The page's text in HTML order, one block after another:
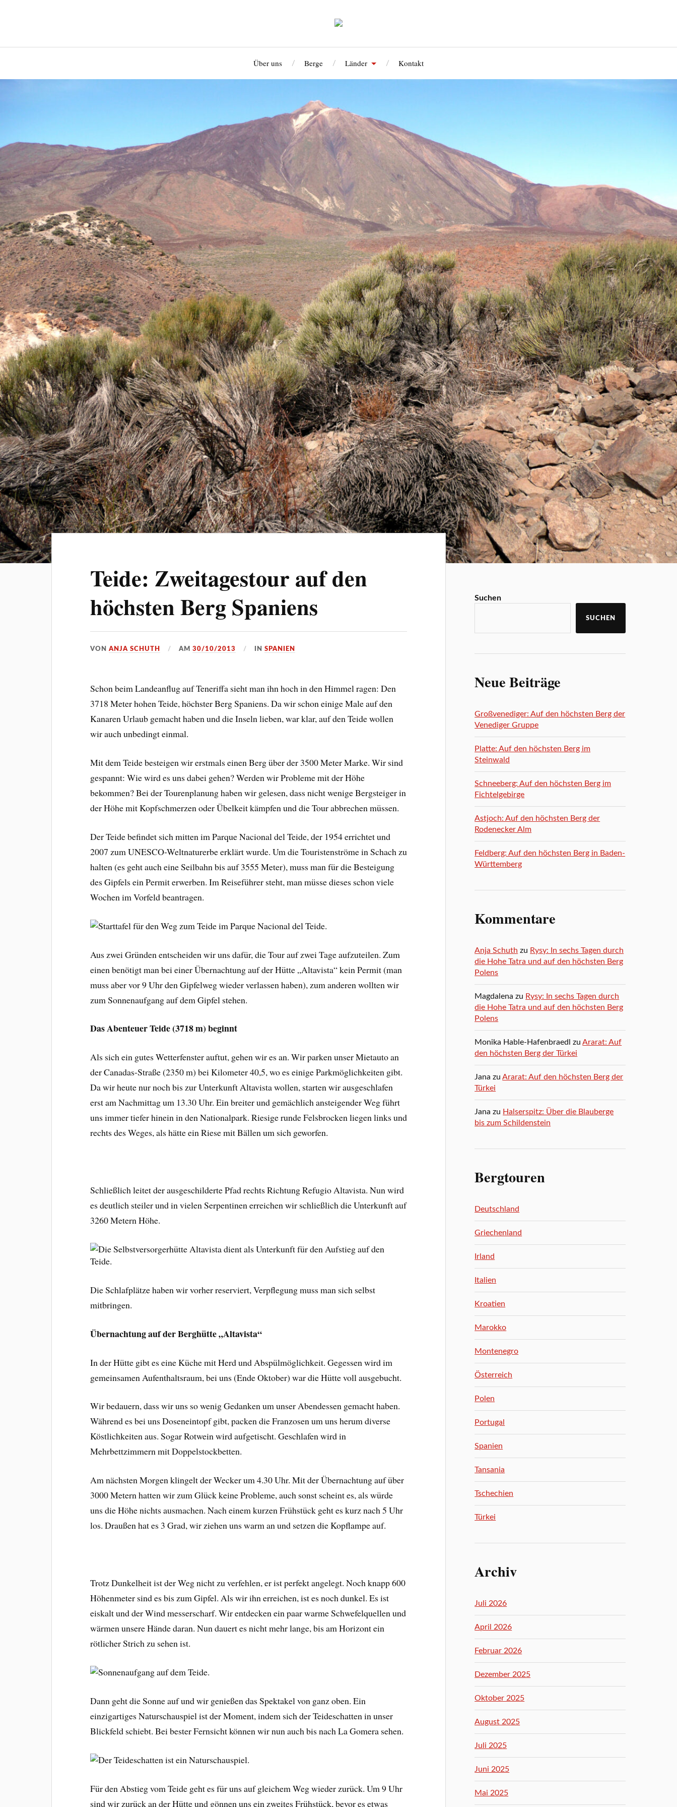
Über uns Berge Länder Kontakt
Teide: Zweitagestour auf den
höchsten Berg Spaniens
VONANJA SCHUTH AM30/10/2013 INSPANIEN
Schon beim Landeanflug auf Teneriffa sieht man ihn hoch in den Himmel ragen: Den
3718 Meter hohen Teide, höchster Berg Spaniens. Da wir schon einige Male auf den
Kanaren Urlaub gemacht haben und die Inseln lieben, war klar, auf den Teide wollen
wir auch unbedingt einmal.
Mit dem Teide besteigen wir erstmals einen Berg über der 3500 Meter Marke. Wir sind
gespannt: Wie wird es uns dabei gehen? Werden wir Probleme mit der Höhe
bekommen? Bei der Tourenplanung haben wir gelesen, dass nicht wenige Bergsteiger in
der Höhe mit Kopfschmerzen oder Übelkeit kämpfen und die Tour abbrechen müssen.
Der Teide befindet sich mitten im Parque Nacional del Teide, der 1954 errichtet und
2007 zum UNESCO-Weltnaturerbe erklärt wurde. Um die Touristenströme in Schach zu
halten (es geht auch eine Seilbahn bis auf 3555 Meter), muss man für die Besteigung
des Gipfels ein Permit erwerben. Im Reiseführer steht, man müsse dieses schon viele
Wochen im Vorfeld beantragen.
Aus zwei Gründen entscheiden wir uns dafür, die Tour auf zwei Tage aufzuteilen. Zum
einen benötigt man bei einer Übernachtung auf der Hütte „Altavista“ kein Permit (man
muss aber vor 9 Uhr den Gipfelweg wieder verlassen haben), zum anderen wollten wir
zum Sonnenaufgang auf dem Gipfel stehen.
Das Abenteuer Teide (3718 m) beginnt
Als sich ein gutes Wetterfenster auftut, gehen wir es an. Wir parken unser Mietauto an
der Canadas-Straße (2350 m) bei Kilometer 40,5, wo es einige Parkmöglichkeiten gibt.
Da wir heute nur noch bis zur Unterkunft Altavista wollen, starten wir ausgeschlafen
erst am Nachmittag um 13.30 Uhr. Ein breiter und gemächlich ansteigender Weg führt
uns immer tiefer hinein in den Nationalpark. Riesige runde Felsbrocken liegen links und
rechts des Weges, als hätte ein Riese mit Bällen um sich geworfen.
Schließlich leitet der ausgeschilderte Pfad rechts Richtung Refugio Altavista. Nun wird
es deutlich steiler und in vielen Serpentinen erreichen wir schließlich die Unterkunft auf
3260 Metern Höhe.
Die Schlafplätze haben wir vorher reserviert, Verpflegung muss man sich selbst
mitbringen.
Übernachtung auf der Berghütte „Altavista“
In der Hütte gibt es eine Küche mit Herd und Abspülmöglichkeit. Gegessen wird im
gemeinsamen Aufenthaltsraum, bei uns (Ende Oktober) war die Hütte voll ausgebucht.
Wir bedauern, dass wir uns so wenig Gedanken um unser Abendessen gemacht haben.
Während es bei uns Doseneintopf gibt, packen die Franzosen um uns herum diverse
Köstlichkeiten aus. Sogar Rotwein wird aufgetischt. Geschlafen wird in
Mehrbettzimmern mit Doppelstockbetten.
Am nächsten Morgen klingelt der Wecker um 4.30 Uhr. Mit der Übernachtung auf über
3000 Metern hatten wir zum Glück keine Probleme, auch sonst scheint es, als würde
uns die Höhe nichts ausmachen. Nach einem kurzen Frühstück geht es kurz nach 5 Uhr
los. Draußen hat es 3 Grad, wir ziehen uns warm an und setzen die Kopflampe auf.
Trotz Dunkelheit ist der Weg nicht zu verfehlen, er ist perfekt angelegt. Noch knapp 600
Höhenmeter sind es bis zum Gipfel. Als wir ihn erreichen, ist es noch dunkel. Es ist
eiskalt und der Wind messerscharf. Wir entdecken ein paar warme Schwefelquellen und
wärmen unsere Hände daran. Nun dauert es nicht mehr lange, bis am Horizont ein
rötlicher Strich zu sehen ist.
Dann geht die Sonne auf und wir genießen das Spektakel von ganz oben. Ein
einzigartiges Naturschauspiel ist der Moment, indem sich der Teideschatten in unser
Blickfeld schiebt. Bei bester Fernsicht können wir nun auch bis nach La Gomera sehen.
Für den Abstieg vom Teide geht es für uns auf gleichem Weg wieder zurück. Um 9 Uhr
sind wir zurück an der Hütte und gönnen uns ein zweites Frühstück, bevor es etwas
Suchen
SUCHEN
Neue Beiträge
Großvenediger: Auf den höchsten Berg der
Venediger Gruppe
Platte: Auf den höchsten Berg im
Steinwald
Schneeberg: Auf den höchsten Berg im
Fichtelgebirge
Astjoch: Auf den höchsten Berg der
Rodenecker Alm
Feldberg: Auf den höchsten Berg in Baden-
Württemberg
Kommentare
Anja Schuth zu Rysy: In sechs Tagen durch
die Hohe Tatra und auf den höchsten Berg
Polens
Magdalena zu Rysy: In sechs Tagen durch
die Hohe Tatra und auf den höchsten Berg
Polens
Monika Hable-Hafenbraedl zuArarat: Auf
den höchsten Berg der Türkei
Jana zuArarat: Auf den höchsten Berg der
Türkei
Jana zu Halserspitz: Über die Blauberge
bis zum Schildenstein
Bergtouren
Deutschland
Griechenland
Irland
Italien
Kroatien
Marokko
Montenegro
Österreich
Polen
Portugal
Spanien
Tansania
Tschechien
Türkei
Archiv
Juli 2026
April 2026
Februar 2026
Dezember 2025
Oktober 2025
August 2025
Juli 2025
Juni 2025
Mai 2025